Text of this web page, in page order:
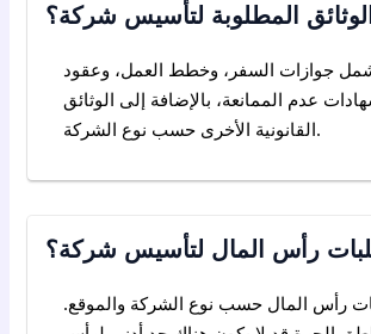
المطلوبة لتأسيس شركة؟
جوازات السفر، وخطط العمل، وعقود
عدم الممانعة، بالإضافة إلى الوثائق
القانونية الأخرى حسب نوع الشركة.
رأس المال لتأسيس شركة؟
رأس المال حسب نوع الشركة والموقع.